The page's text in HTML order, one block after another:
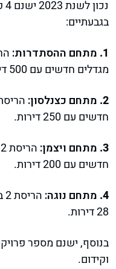
בגבעתיים:
מתחם ההסתדרות:
מגדלים חדשים עם 500 דירות.
מתחם כצנלסון:
חדשים עם 250 דירות.
מתחם ויצמן:
חדשים עם 200 דירות.
מתחם נוגה:
28 דירות.
בנוסף, ישנם מספר
וקידום.